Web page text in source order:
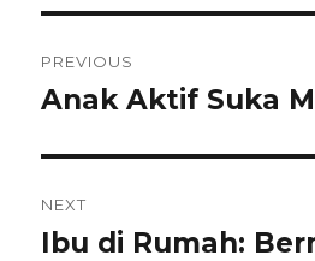
pos
PREVIOUS
Previous
Anak Aktif Suka
NEXT
Next
Ibu di Rumah: